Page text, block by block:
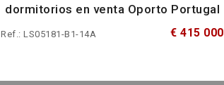
dormitorios en venta Oporto Portugal
Ref.: LS05181-B1-14A € 415 000